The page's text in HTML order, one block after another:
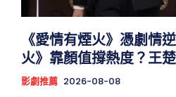
《愛情有煙火》憑劇
火》靠顏值撐熱度？王
影劇推薦 2026-08-08